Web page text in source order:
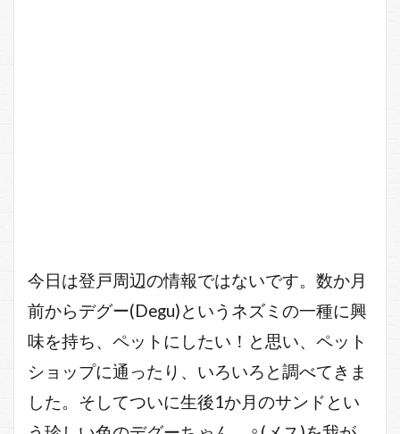
今日は登戸周辺の情報ではないです。数か月
前からデグー(Degu)というネズミの一種に興
味を持ち、ペットにしたい！と思い、ペット
ショップに通ったり、いろいろと調べてきま
した。そしてついに生後1か月のサンドとい